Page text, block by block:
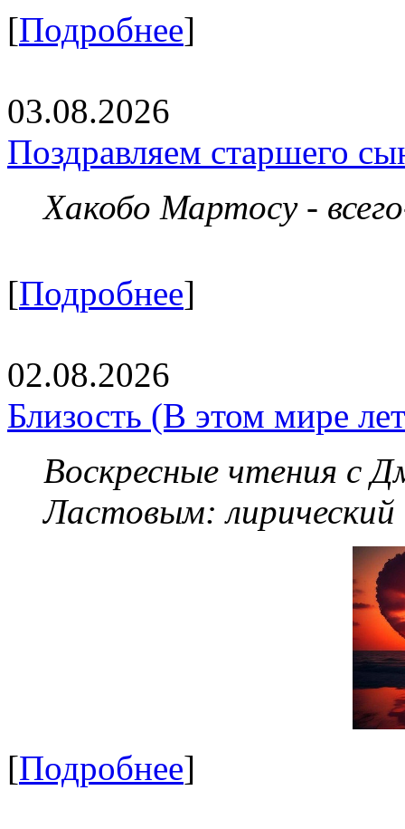
[Подробнее]
03.08.2026
Поздравляем старшего
Хакобо Мартосу -
[Подробнее]
02.08.2026
Близость (В этом мире
Воскресные чтения с
Ластовым:
[Подробнее]